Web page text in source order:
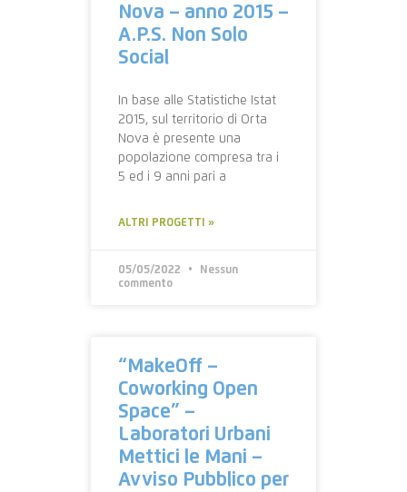
Nova – anno 2015 –
A.P.S. Non Solo
Social
In base alle Statistiche Istat
2015, sul territorio di Orta
Nova è presente una
popolazione compresa tra i
5 ed i 9 anni pari a
ALTRI PROGETTI »
05/05/2022
Nessun
commento
“MakeOff –
Coworking Open
Space” –
Laboratori Urbani
Mettici le Mani –
Avviso Pubblico per